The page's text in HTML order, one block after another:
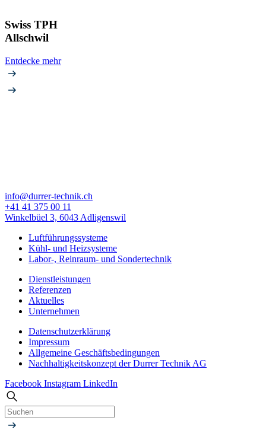
Swiss TPH
Allschwil
Entdecke mehr
info@durrer-technik.ch
+41 41 375 00 11
Winkelbüel 3, 6043 Adligenswil
Luftführungssysteme
Kühl- und Heizsysteme
Labor-, Reinraum- und Sondertechnik
Dienstleistungen
Referenzen
Aktuelles
Unternehmen
Datenschutzerklärung
Impressum
Allgemeine Geschäfts­bedingungen
Nachhaltigkeitskonzept der Durrer Technik AG
Facebook Instagram LinkedIn